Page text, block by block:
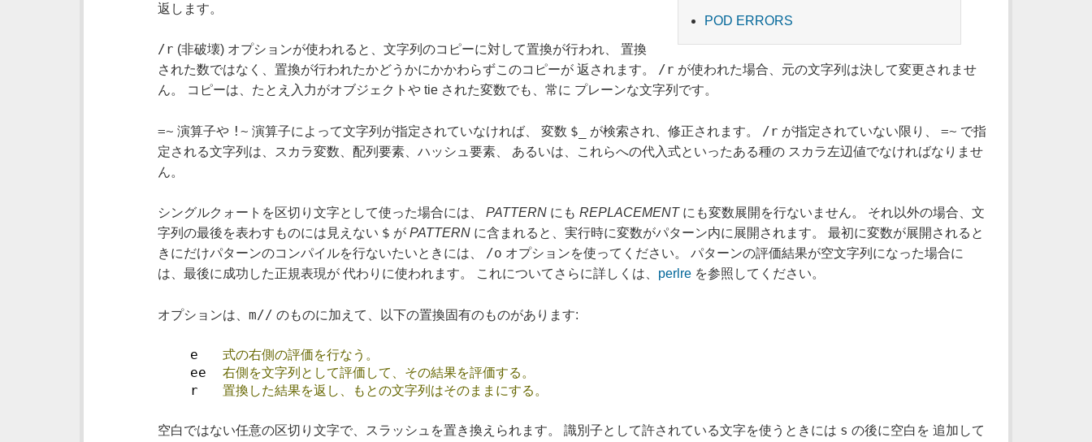
POD ERRORS
返します。
/r (非破壊) オプションが使われると、文字列のコピーに対して置換が行われ、 置換
された数ではなく、置換が行われたかどうかにかかわらずこのコピーが 返されます。 /r が使われた場合、元の文字列は決して変更されませ
ん。 コピーは、たとえ入力がオブジェクトや tie された変数でも、常に プレーンな文字列です。
=~ 演算子や !~ 演算子によって文字列が指定されていなければ、 変数 $_ が検索され、修正されます。 /r が指定されていない限り、=~ で指
定される文字列は、スカラ変数、配列要素、ハッシュ要素、 あるいは、これらへの代入式といったある種の スカラ左辺値でなければなりませ
ん。
シングルクォートを区切り文字として使った場合には、PATTERN にもREPLACEMENTにも変数展開を行ないません。 それ以外の場合、文
字列の最後を表わすものには見えない $ がPATTERN に含まれると、実行時に変数がパターン内に展開されます。 最初に変数が展開されると
きにだけパターンのコンパイルを行ないたいときには、 /o オプションを使ってください。 パターンの評価結果が空文字列になった場合に
は、最後に成功した正規表現が 代わりに使われます。 これについてさらに詳しくは、 perlre を参照してください。
オプションは、m// のものに加えて、以下の置換固有のものがあります:
e 式の右側の評価を行なう。
ee 右側を文字列として評価して、その結果を評価する。
r 置換した結果を返し、もとの文字列はそのままにする。
空白ではない任意の区切り文字で、スラッシュを置き換えられます。 識別子として許されている文字を使うときには s の後に空白を 追加して